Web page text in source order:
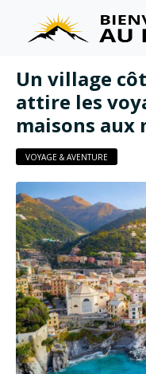
Un village
attire les
maisons aux
VOYAGE & AVENTURE